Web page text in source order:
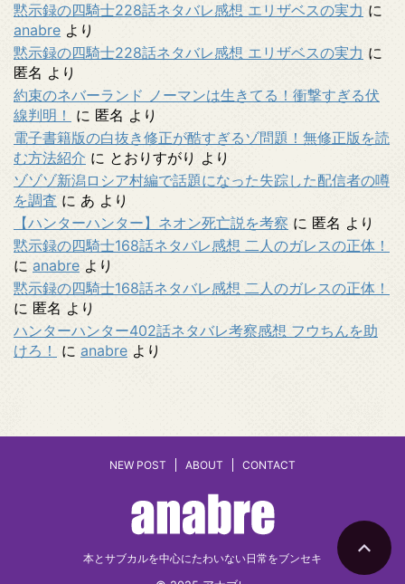
黙示録の四騎士228話ネタバレ感想 エリザベスの実力 に
anabre より
黙示録の四騎士228話ネタバレ感想 エリザベスの実力 に
匿名 より
約束のネバーランド ノーマンは生きてる！衝撃すぎる伏
線判明！
に 匿名 より
電子書籍版の白抜き修正が酷すぎるゾ問題！無修正版を読
む方法紹介 に とおりすがり より
ゾゾゾ新潟ロシア村編で話題になった失踪した配信者の噂
を調査 に あ より
【ハンターハンター】ネオン死亡説を考察 に 匿名 より
黙示録の四騎士168話ネタバレ感想 二人のガレスの正体！
に anabre より
黙示録の四騎士168話ネタバレ感想 二人のガレスの正体！
に 匿名 より
ハンターハンター402話ネタバレ考察感想 フウちんを助
けろ！
に anabre より
NEW POST ABOUT CONTACT
本とサブカルを中心にたわいない日常をブンセキ